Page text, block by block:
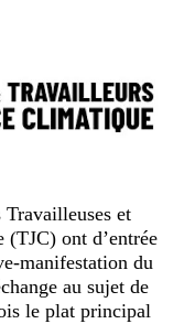
Travailleuses et
ont d’entrée
manifestation du
au sujet de
le plat principal